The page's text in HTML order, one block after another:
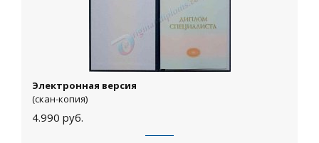
Электронная версия
(скан-копия)
4.990 руб.